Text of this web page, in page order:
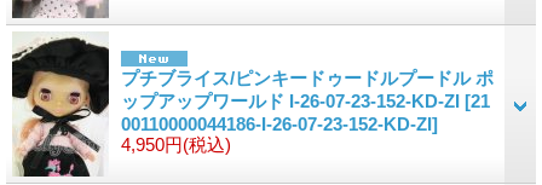
プチブライス/ピンキードゥードルプードル ポ
ップアップワールド I-26-07-23-152-KD-ZI [21
00110000044186-I-26-07-23-152-KD-ZI]
4,950円(税込)